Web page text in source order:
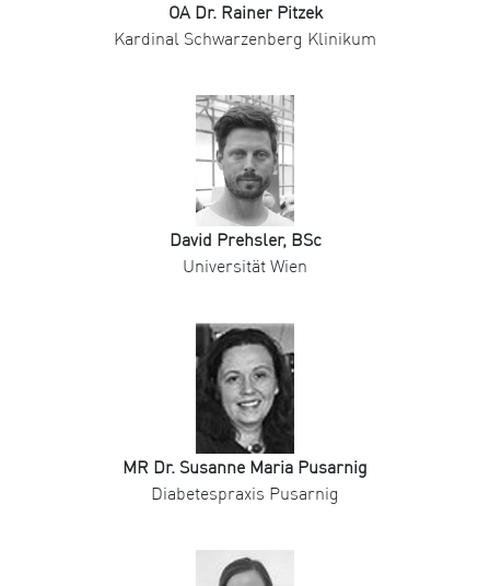
OA Dr. Rainer Pitzek
Kardinal Schwarzenberg Klinikum
David Prehsler, BSc
Universität Wien
MR Dr. Susanne Maria Pusarnig
Diabetespraxis Pusarnig